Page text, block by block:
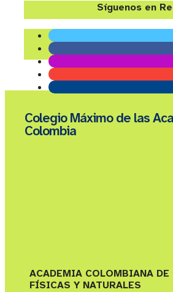
Síguenos en
Colegio Máximo de las
Colombia
ACADEMIA COLOMBIANA
FÍSICAS Y NATURALES